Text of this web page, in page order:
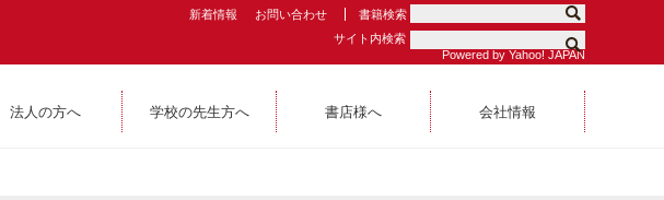
新着情報 お問い合わせ
書籍検索
サイト内検索
Powered by Yahoo! JAPAN
法人の方へ 学校の先生方へ 書店様へ 会社情報